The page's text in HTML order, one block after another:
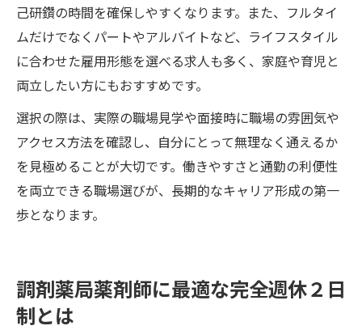
己研鑽の時間を確保しやすくなります。また、フルタイ
ムだけでなくパートやアルバイトなど、ライフスタイル
に合わせた雇用形態を選べる求人も多く、家庭や育児と
両立したい方にもおすすめです。
選択の際は、実際の職場見学や面接時に職場の雰囲気や
アクセス方法を確認し、自分にとって無理なく通えるか
を見極めることが大切です。働きやすさと通勤の利便性
を両立できる職場選びが、長期的なキャリア形成の第一
歩となります。
調剤薬局薬剤師に最適な完全週休２日
制とは